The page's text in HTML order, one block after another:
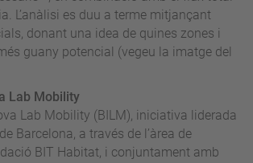
L’anàlisi es duu a terme mitjançant
donant una idea de quines zones i
guany potencial (vegeu la imatge del
Lab Mobility
Lab Mobility (BILM), iniciativa liderada
Barcelona, a través de l’àrea de
BIT Habitat, i conjuntament amb